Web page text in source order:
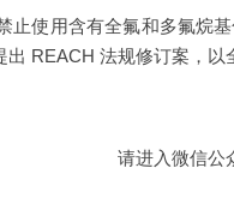
使用含有全氟和多氟烷
REACH 法规修订案，以
请进入微信公